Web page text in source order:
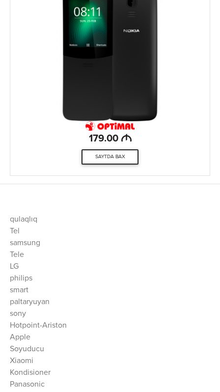
179.00 M
SAYTDA BAX
qulaqlıq
Tel
samsung
Tele
LG
philips
smart
paltaryuyan
sony
Hotpoint-Ariston
Apple
Soyuducu
Xiaomi
Kondisioner
Panasonic